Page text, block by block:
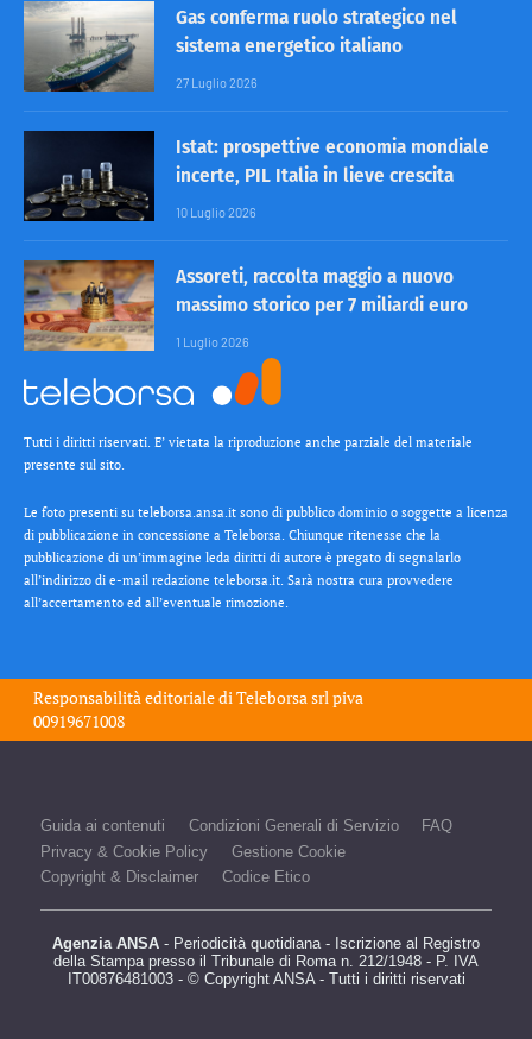
Gas conferma ruolo strategico nel
sistema energetico italiano
27 Luglio 2026
Istat: prospettive economia mondiale
incerte, PIL Italia in lieve crescita
10 Luglio 2026
Assoreti, raccolta maggio a nuovo
massimo storico per 7 miliardi euro
1 Luglio 2026
Tutti i diritti riservati. E’ vietata la riproduzione anche parziale del materiale
presente sul sito.
Le foto presenti su teleborsa.ansa.it sono di pubblico dominio o soggette a licenza
di pubblicazione in concessione a Teleborsa. Chiunque ritenesse che la
pubblicazione di un’immagine leda diritti di autore è pregato di segnalarlo
all’indirizzo di e-mail redazione teleborsa.it. Sarà nostra cura provvedere
all’accertamento ed all’eventuale rimozione.
Responsabilità editoriale diTeleborsa srlpiva
00919671008
Guida ai contenuti Condizioni Generali di Servizio
FAQ
Privacy & Cookie Policy
Gestione Cookie
Copyright & Disclaimer
Codice Etico
Agenzia ANSA - Periodicità quotidiana - Iscrizione al Registro
della Stampa presso il Tribunale di Roma n. 212/1948 - P. IVA
IT00876481003 - © Copyright ANSA - Tutti i diritti riservati